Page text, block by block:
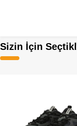
Sizin İçin